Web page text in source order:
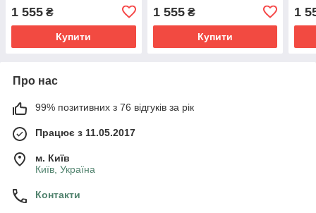
1 555 ₴
Купити
1 555₴
Купити
1
Про нас
99% позитивних з 76 відгуків за рік
Працює з 11.05.2017
м. Київ
Київ, Україна
Контакти